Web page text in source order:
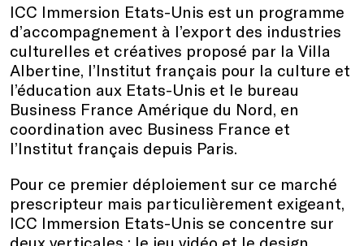
ICC Immersion Etats-Unis est un programme
d’accompagnement à l’export des industries
culturelles et créatives proposé par la Villa
Albertine, l’Institut français pour la culture et
l’éducation aux Etats-Unis et le bureau
Business France Amérique du Nord, en
coordination avec Business France et
l’Institut français depuis Paris.
Pour ce premier déploiement sur ce marché
prescripteur mais particulièrement exigeant,
ICC Immersion Etats-Unis se concentre sur
deux verticales : le jeu vidéo et le design.